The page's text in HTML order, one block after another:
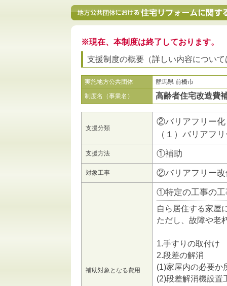
※現在、本制度は終了しております。
支援制度の概要（詳しい内容につい
実施地方公共団体
群馬県 前橋市
制度名（事業名）
高齢者住宅改造費
支援分類
②バリアフリー化
（１）バリアフ
支援方法 ①補助
対象工事 ②バリアフリー改
補助対象となる費用
①特定の工事の工
自ら居住する家屋
ただし、故障や老
1.手すりの取付け
2.段差の解消
(1)家屋内の必要か
(2)段差解消機設置